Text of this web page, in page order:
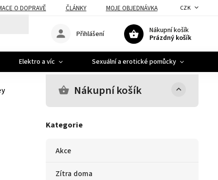
O DOPRAVĚ ČLÁNKY MOJE OBJEDNÁVKA CZK
Nákupní košík
Prázdný košík
Přihlášení
Elektro a víc Sexuální a erotické pomůcky
Nákupní košík
Kategorie
Akce
Zítra doma